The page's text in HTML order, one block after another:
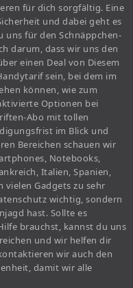
für dich sorgfältig. Eine
und dabei geht es
uns für den Schnäppchen-
darum, dass wir uns den
einen Deal von Diesem
sein, bei dem im
können, wie zum
Optionen bei
Abo mit tollen
im Blick und
Bereichen schauen wir
Notebooks,
Italien, Spanien,
vielen Gadgets zu sehr
wichtig, sondern
hast. Sollte es
brauchst, kannst du uns
und wir helfen dir
wir auch den
damit wir alle